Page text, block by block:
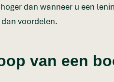
dan wanneer u een
voordelen.
van een